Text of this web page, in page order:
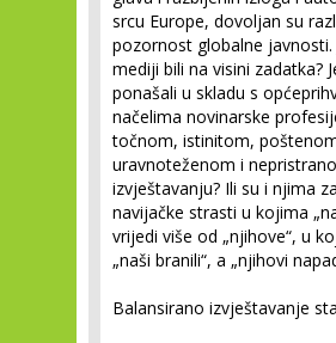
srcu Europe, dovoljan su
pozornost globalne javnosti.
mediji bili na visini zadatka?
ponašali u skladu s
načelima novinarske
točnom, istinitom,
uravnoteženom i
izvještavanju? Ili su i njima
navijačke strasti u kojima
vrijedi više od „njihove“, u
„naši branili“, a „njihovi
Balansirano izvještavanje